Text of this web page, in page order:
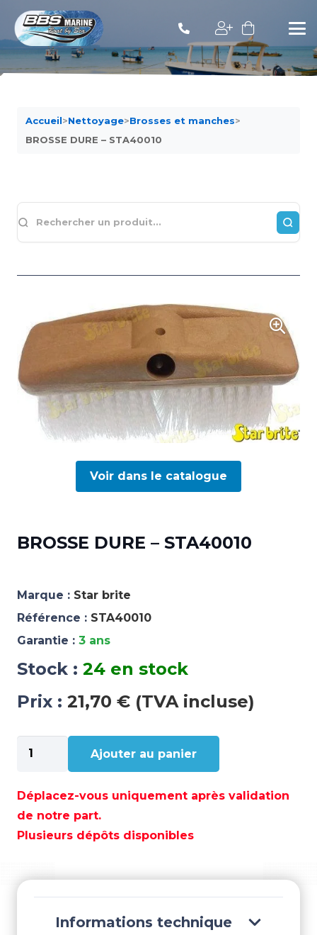
Accueil>Nettoyage>Brosses et manches>
BROSSE DURE – STA40010
Voir dans le catalogue
BROSSE DURE – STA40010
Marque : Star brite
Référence : STA40010
Garantie : 3 ans
Stock : 24 en stock
Prix : 21,70 € (TVA incluse)
quantité
de
DURE
-
STA40010
Ajouter au panier
Déplacez-vous uniquement après validation
de notre part.
Plusieurs dépôts disponibles
Informations technique